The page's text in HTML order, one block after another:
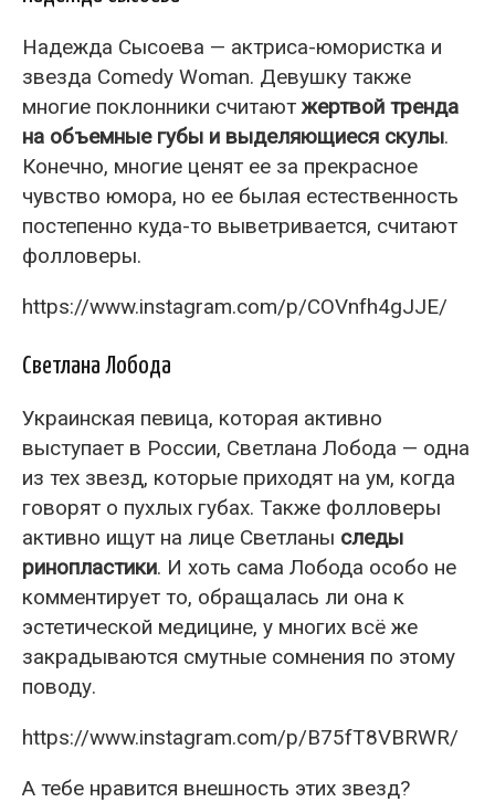
Надежда Сысоева — актриса-юмористка и
звезда Comedy Woman. Девушку также
многие поклонники считаютжертвой тренда
на объемные губы и выделяющиеся скулы.
Конечно, многие ценят ее за прекрасное
чувство юмора, но ее былая естественность
постепенно куда-то выветривается, считают
фолловеры.
https://www.instagram.com/p/COVnfh4gJJE/
Светлана Лобода
Украинская певица, которая активно
выступает в России, Светлана Лобода — одна
из тех звезд, которые приходят на ум, когда
говорят о пухлых губах. Также фолловеры
активно ищут на лице Светланы следы
ринопластики. И хоть сама Лобода особо не
комментирует то, обращалась ли она к
эстетической медицине, у многих всё же
закрадываются смутные сомнения по этому
поводу.
https://www.instagram.com/p/B75fT8VBRWR/
А тебе нравится внешность этих звезд?